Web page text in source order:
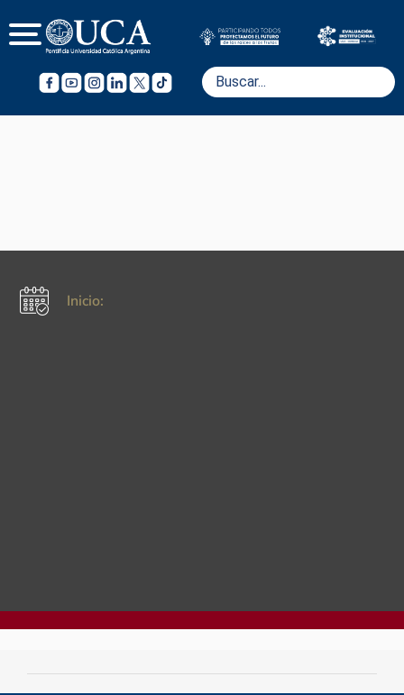
Inicio: